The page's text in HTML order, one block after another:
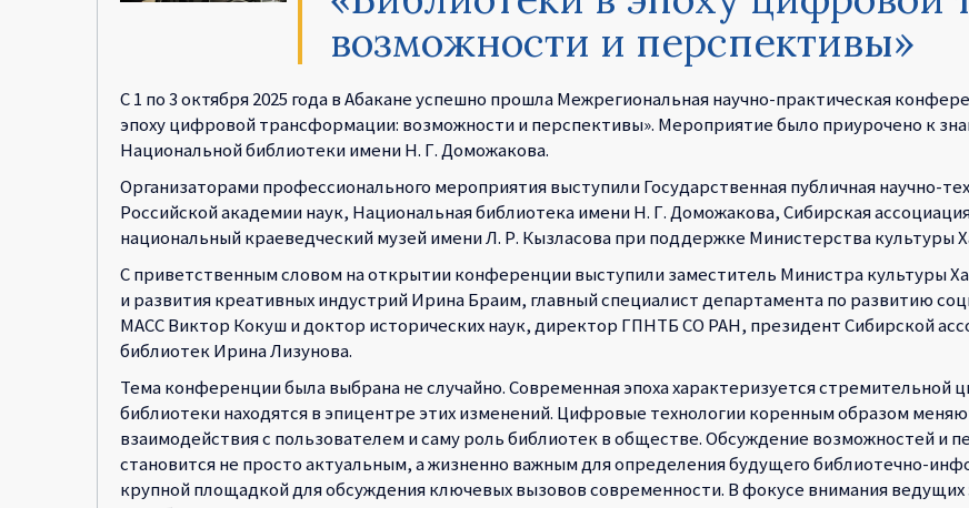
возможности и перспективы»
С 1 по 3 октября 2025 года в Абакане успешно прошла Межрегиональная научно-практическая
эпоху цифровой трансформации: возможности и перспективы». Мероприятие было приурочено к
Национальной библиотеки имени Н. Г. Доможакова.
Организаторами профессионального мероприятия выступили Государственная публичная научно-
Российской академии наук, Национальная библиотека имени Н. Г. Доможакова, Сибирская
национальный краеведческий музей имени Л. Р. Кызласова при поддержке Министерства культуры
С приветственным словом на открытии конференции выступили заместитель Министра культуры
и развития креативных индустрий Ирина Браим, главный специалист департамента по развитию
МАСС Виктор Кокуш и доктор исторических наук, директор ГПНТБ СО РАН, президент Сибирской
библиотек Ирина Лизунова.
Тема конференции была выбрана не случайно. Современная эпоха характеризуется
библиотеки находятся в эпицентре этих изменений. Цифровые технологии коренным образом
взаимодействия с пользователем и саму роль библиотек в обществе. Обсуждение возможностей и
становится не просто актуальным, а жизненно важным для определения будущего библиотечно-
крупной площадкой для обсуждения ключевых вызовов современности. В фокусе внимания ведущих